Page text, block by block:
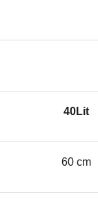
40Lit
60 cm